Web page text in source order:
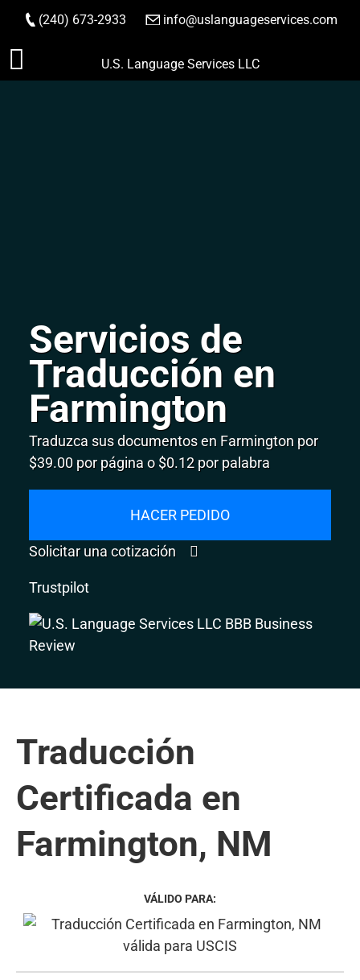
Saltar
(240) 673-2933 info@uslanguageservices.com
HACER PEDIDO
U.S. Language Services LLC
Servicios de
Traducción en
Farmington
Traduzca sus documentos en Farmington por
$39.00 por página o $0.12 por palabra
HACER PEDIDO
Solicitar una cotización
Trustpilot
Traducción
Certificada en
Farmington, NM
VÁLIDO PARA: